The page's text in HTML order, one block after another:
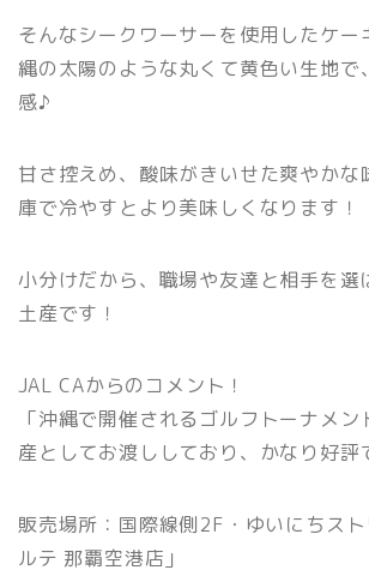
そんなシークワーサーを使用したケー
縄の太陽のような丸くて黄色い生地で
感♪
甘さ控えめ、酸味がきいせた爽やかな
庫で冷やすとより美味しくなります！
小分けだから、職場や友達と相手を選
土産です！
JAL CAからのコメント！
「沖縄で開催されるゴルフトーナメン
産としてお渡ししており、かなり好評
販売場所：国際線側2F・ゆいにちス
ルテ 那覇空港店」